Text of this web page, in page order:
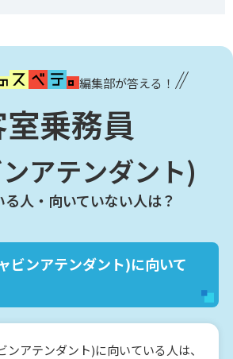
編集部が答える！
乗務員
アテンダント)
る人・向いていない人は？
ビンアテンダント)に向いて
アテンダント)に向いている人は、